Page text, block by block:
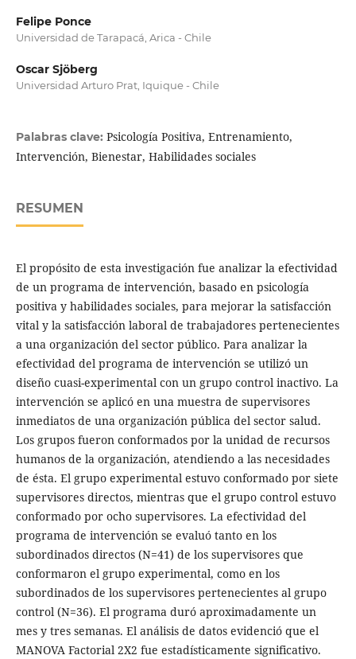
Felipe Ponce
Universidad de Tarapacá, Arica - Chile
Oscar Sjöberg
Universidad Arturo Prat, Iquique - Chile
Palabras clave: Psicología Positiva, Entrenamiento,
Intervención, Bienestar, Habilidades sociales
RESUMEN
El propósito de esta investigación fue analizar la efectividad
de un programa de intervención, basado en psicología
positiva y habilidades sociales, para mejorar la satisfacción
vital y la satisfacción laboral de trabajadores pertenecientes
a una organización del sector público. Para analizar la
efectividad del programa de intervención se utilizó un
diseño cuasi-experimental con un grupo control inactivo. La
intervención se aplicó en una muestra de supervisores
inmediatos de una organización pública del sector salud.
Los grupos fueron conformados por la unidad de recursos
humanos de la organización, atendiendo a las necesidades
de ésta. El grupo experimental estuvo conformado por siete
supervisores directos, mientras que el grupo control estuvo
conformado por ocho supervisores. La efectividad del
programa de intervención se evaluó tanto en los
subordinados directos (N=41) de los supervisores que
conformaron el grupo experimental, como en los
subordinados de los supervisores pertenecientes al grupo
control (N=36). El programa duró aproximadamente un
mes y tres semanas. El análisis de datos evidenció que el
MANOVA Factorial 2X2 fue estadísticamente significativo.